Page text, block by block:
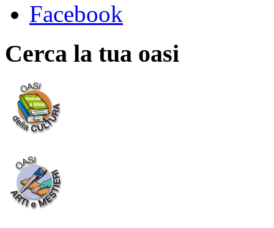
Facebook
Cerca la tua oasi